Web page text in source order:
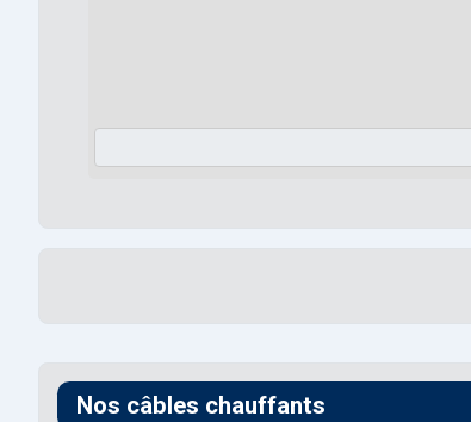
Nos câbles chauffants